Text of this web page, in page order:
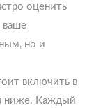
оценить
ваше
но и
включить в
ниже. Каждый